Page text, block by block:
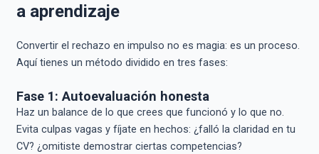
a aprendizaje
Convertir el rechazo en impulso no es magia: es un proceso.
Aquí tienes un método dividido en tres fases:
Fase 1: Autoevaluación honesta
Haz un balance de lo que crees que funcionó y lo que no.
Evita culpas vagas y fíjate en hechos: ¿falló la claridad en tu
CV? ¿omitiste demostrar ciertas competencias?